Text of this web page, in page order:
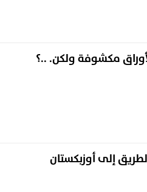
مكشوفة ولكن. ..؟
إلى أوزبكستان